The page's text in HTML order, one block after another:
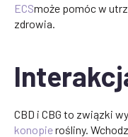
ECSmoże pomóc w
zdrowia.
CBD i CBG to związki
konopierośliny.